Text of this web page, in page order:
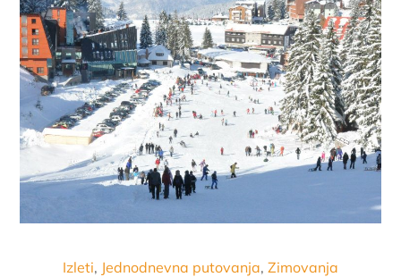
Izleti Jednodnevna putovanja Zimovanja